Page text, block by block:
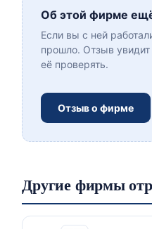
Об этой фирме
Если вы с ней
прошло. Отзыв
её проверять.
Отзыв о фирме
Другие фирмы